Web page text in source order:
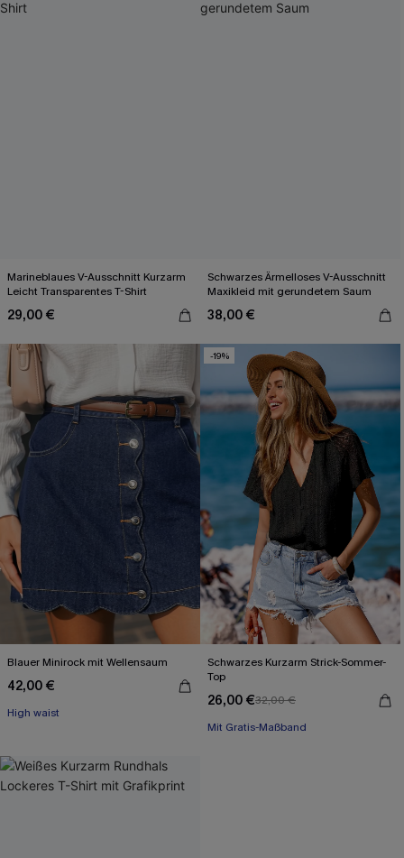
Marineblaues V-Ausschnitt Kurzarm
Leicht Transparentes T-Shirt
29,00 €
Schwarzes Ärmelloses V-Ausschnitt
Maxikleid mit gerundetem Saum
38,00 €
Blauer Minirock mit Wellen­saum
42,00 €
High waist
-19%
Schwarzes Kurzarm Strick-Sommer-
Top
26,00 €32,00 €
Mit Gratis-Maßband